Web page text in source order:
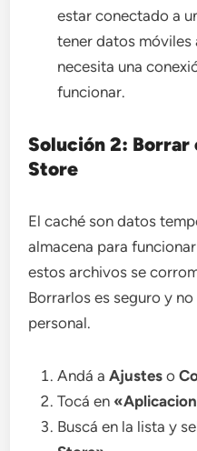
estar conectado a
tener datos móviles
necesita una
funcionar.
Solución 2: Borrar
Store
El caché son datos
almacena para
estos archivos se
Borrarlos es seguro y
personal.
Andá aAjustes o
Tocá en
Buscá en la lista y